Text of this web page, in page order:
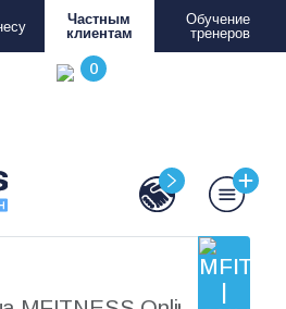
Частным
клиентам
Обучение
тренеров